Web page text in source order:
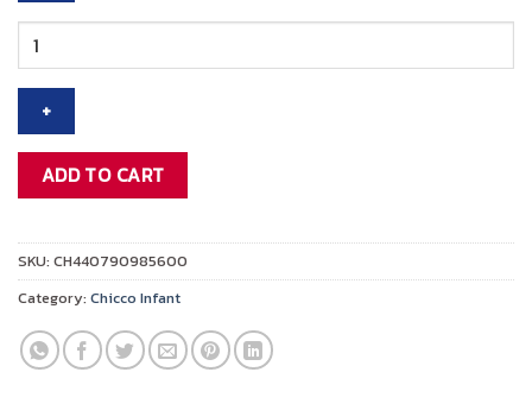
CHICCO
TWIST
BABY
ARMCHAIR-
TEDDY
เก้าอี้
quantity
ADD TO CART
SKU: CH440790985600
Category: Chicco Infant